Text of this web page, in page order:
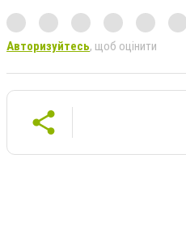
Авторизуйтесь, щоб оцінити